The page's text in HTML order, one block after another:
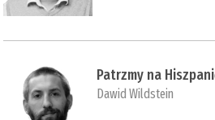
Patrzmy na
Dawid Wildstein